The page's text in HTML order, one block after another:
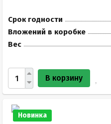
Срок годности
Вложений в коробке
Вес
В корзину
Новинка